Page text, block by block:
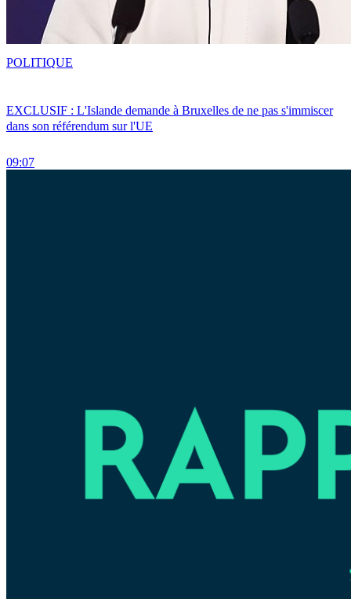
EXCLUSIF : L'Islande demande à Bruxelles de ne pas s'immiscer
dans son référendum sur l'UE
09:07
POLITIQUE